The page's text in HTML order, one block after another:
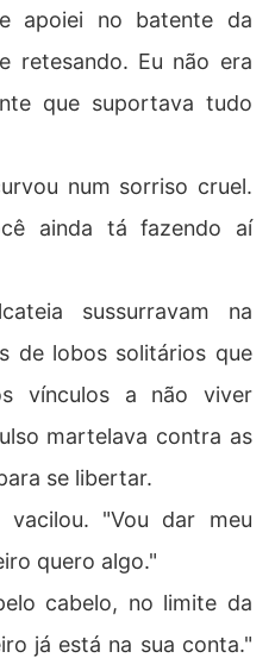
apoiei no batente da
retesando. Eu não era
que suportava tudo
num sorriso cruel.
ainda tá fazendo aí
sussurravam na
de lobos solitários que
vínculos a não viver
martelava contra as
se libertar.
"Vou dar meu
quero algo."
cabelo, no limite da
já está na sua conta."